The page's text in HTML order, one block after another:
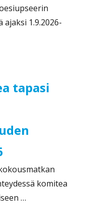
1.9.2026-
tapasi
komitea
…